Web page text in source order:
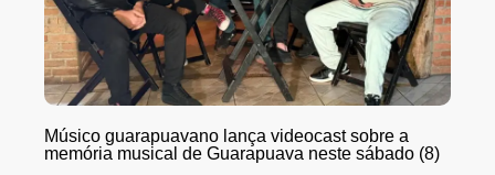
Músico guarapuavano lança videocast sobre a
memória musical de Guarapuava neste sábado (8)